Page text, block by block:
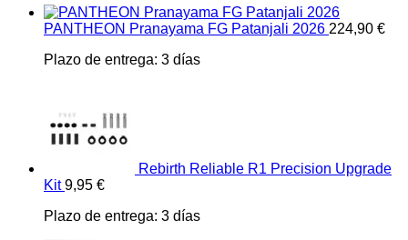
PANTHEON Pranayama FG Patanjali 2026 224,90 €
Plazo de entrega: 3 días
Rebirth Reliable R1 Precision Upgrade
Kit 9,95 €
Plazo de entrega: 3 días